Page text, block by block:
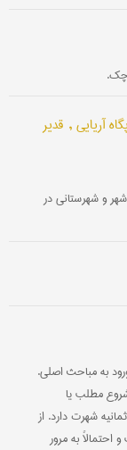
آریایی , قدیر
و شهرستانی در
از ورود به مباحث اصلی.
مطلب یا
ثمانیه شهرت دارد. از
به مرور